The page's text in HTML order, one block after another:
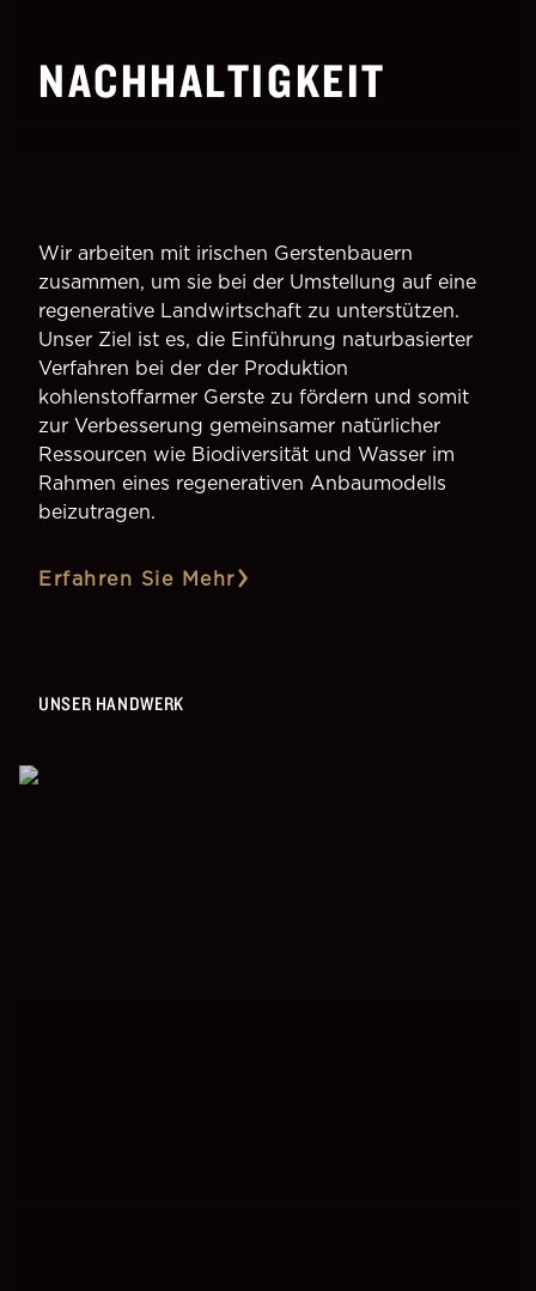
NACHHALTIGKEIT
Wir arbeiten mit irischen Gerstenbauern
zusammen, um sie bei der Umstellung auf eine
regenerative Landwirtschaft zu unterstützen.
Unser Ziel ist es, die Einführung naturbasierter
Verfahren bei der der Produktion
kohlenstoffarmer Gerste zu fördern und somit
zur Verbesserung gemeinsamer natürlicher
Ressourcen wie Biodiversität und Wasser im
Rahmen eines regenerativen Anbaumodells
beizutragen.
Erfahren Sie Mehr
UNSER HANDWERK